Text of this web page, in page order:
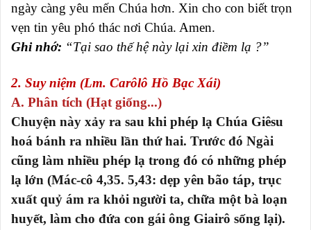
ngày càng yêu mến Chúa hơn. Xin cho con biết trọn
vẹn tin yêu phó thác nơi Chúa. Amen.
Ghi nhớ: “Tại sao thế hệ này lại xin điềm lạ ?”
2. Suy niệm (Lm. Carôlô Hồ Bạc Xái)
A. Phân tích (Hạt giống...)
Chuyện này xảy ra sau khi phép lạ Chúa Giêsu
hoá bánh ra nhiều lần thứ hai. Trước đó Ngài
cũng làm nhiều phép lạ trong đó có những phép
lạ lớn (Mác-cô 4,35. 5,43: dẹp yên bão táp, trục
xuất quỷ ám ra khỏi người ta, chữa một bà loạn
huyết, làm cho đứa con gái ông Giairô sống lại).